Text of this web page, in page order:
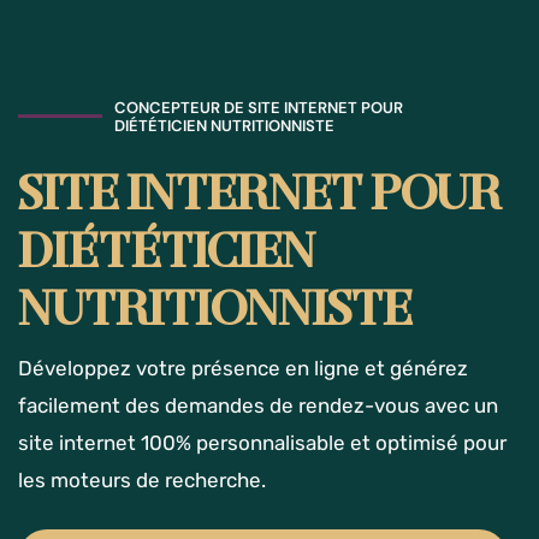
CONCEPTEUR DE SITE INTERNET POUR
DIÉTÉTICIEN NUTRITIONNISTE
SITE INTERNET POUR
DIÉTÉTICIEN
NUTRITIONNISTE
Développez votre présence en ligne et générez
facilement des demandes de rendez-vous avec un
site internet 100% personnalisable et optimisé pour
les moteurs de recherche.